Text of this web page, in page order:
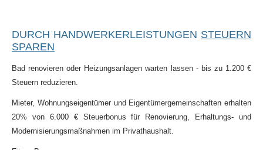
DURCH HANDWERKERLEISTUNGEN STEUERN
SPAREN
Bad renovieren oder Heizungsanlagen warten lassen - bis zu 1.200 €
Steuern reduzieren.
Mieter, Wohnungseigentümer und Eigentümergemeinschaften erhalten
20% von 6.000 € Steuerbonus für Renovierung, Erhaltungs- und
Modernisierungsmaßnahmen im Privathaushalt.